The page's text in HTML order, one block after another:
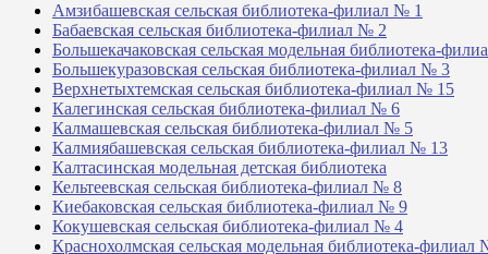
Амзибашевская сельская библиотека-филиал № 1
Бабаевская сельская библиотека-филиал № 2
Большекачаковская сельская модельная библиотека-
Большекуразовская сельская библиотека-филиал № 3
Верхнетыхтемская сельская библиотека-филиал № 15
Калегинская сельская библиотека-филиал № 6
Калмашевская сельская библиотека-филиал № 5
Калмиябашевская сельская библиотека-филиал № 13
Калтасинская модельная детская библиотека
Кельтеевская сельская библиотека-филиал № 8
Киебаковская сельская библиотека-филиал № 9
Кокушевская сельская библиотека-филиал № 4
Краснохолмская сельская модельная библиотека-филиал